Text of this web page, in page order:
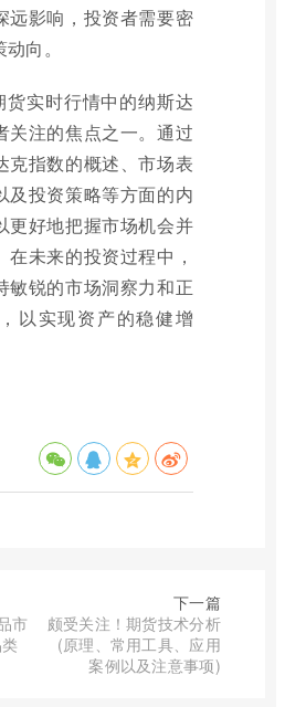
远影响，投资者需要密
向。
货实时行情中的纳斯达
关注的焦点之一。通过
克指数的概述、市场表
及投资策略等方面的内
更好地把握市场机会并
在未来的投资过程中，
敏锐的市场洞察力和正
以实现资产的稳健增
市
下一篇
颇受关注！期货技术分析
(原理、常用工具、应用
案例以及注意事项)